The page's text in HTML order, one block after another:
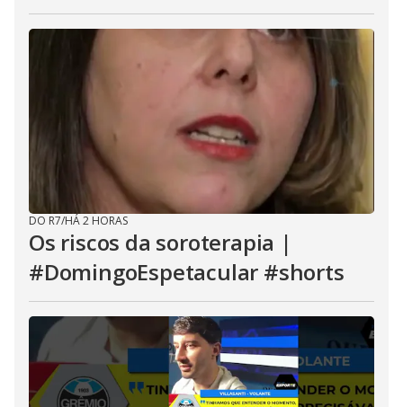
DO R7/HÁ 2 HORAS
Os riscos da soroterapia |
#DomingoEspetacular #shorts